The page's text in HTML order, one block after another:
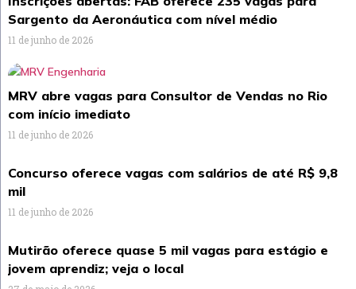
Sargento da Aeronáutica com nível médio
11 de junho de 2026
MRV abre vagas para Consultor de Vendas no Rio
com início imediato
11 de junho de 2026
Concurso oferece vagas com salários de até R$ 9,8
mil
11 de junho de 2026
Mutirão oferece quase 5 mil vagas para estágio e
jovem aprendiz; veja o local